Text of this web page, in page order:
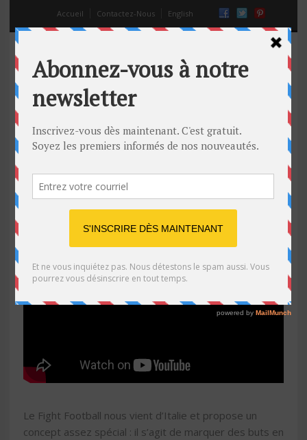
Accueil Contactez-Nous English
et sport de combat
08 Mar 2014
Off
fight football,foot américain,mma,rugby,sport de combat
Le Fight Football nous vient d’Italie et propose un
concept assez spécial : il s’agit de marquer des buts en